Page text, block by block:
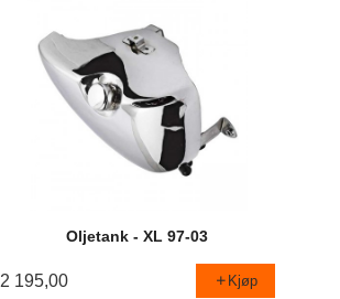
Oljetank - XL 97-03
2 195,00 Kjøp